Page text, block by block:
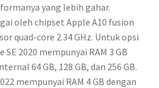
yang lebih gahar.
oleh chipset Apple A10 fusion
quad-core 2.34 GHz. Untuk opsi
2020 mempunyai RAM 3 GB
64 GB, 128 GB, dan 256 GB.
mempunyai RAM 4 GB dengan